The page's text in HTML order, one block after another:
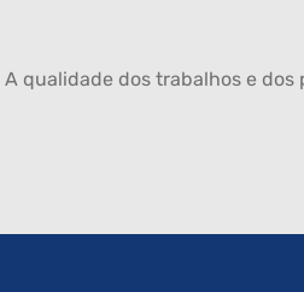
qualidade dos trabalhos e